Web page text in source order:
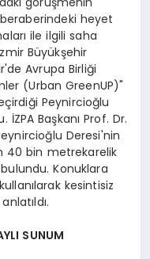
heyet
ile ilgili saha
Büyükşehir
Avrupa Birliği
(Urban GreenUP)"
Peynircioğlu
İZPA Başkanı Prof. Dr.
Deresi'nin
40 bin metrekarelik
Konuklara
kesintisiz
SUNUM